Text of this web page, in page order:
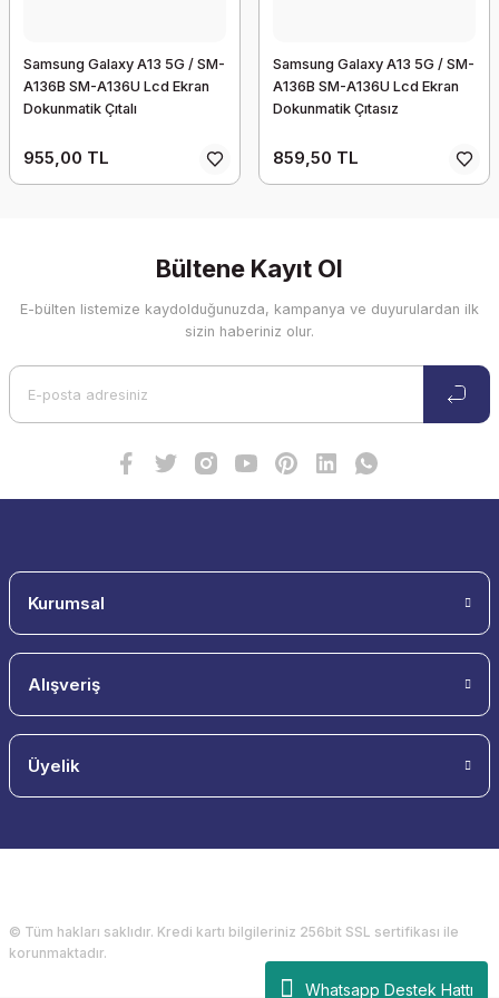
Whatsapp Destek Hattı
Samsung Galaxy A13 5G / SM-
A136B SM-A136U Lcd Ekran
Dokunmatik Çıtalı
955,00 TL
Samsung Galaxy A13 5G / SM-
A136B SM-A136U Lcd Ekran
Dokunmatik Çıtasız
859,50 TL
Bültene Kayıt Ol
E-bülten listemize kaydolduğunuzda, kampanya ve duyurulardan ilk
sizin haberiniz olur.
Kurumsal
Alışveriş
Üyelik
© Tüm hakları saklıdır. Kredi kartı bilgileriniz 256bit SSL sertifikası ile
korunmaktadır.